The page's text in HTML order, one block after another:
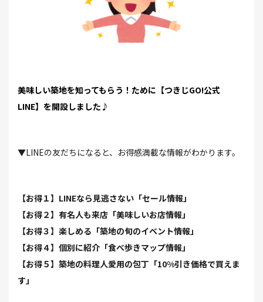
美味しい築地を知ってもらう！ために【つきじGO!公式
LINE】を開設しました♪
▼LINEの友だちになると、お得感満載な情報がわかります。
【お得１】LINEなら見逃さない「セール情報」
【お得２】有名人も来店「美味しいお店情報」
【お得３】楽しめる「築地の旬のイベント情報」
【お得４】個別に紹介「食べ歩きマップ情報」
【お得５】築地の料理人愛用の包丁「10%引き価格で買えま
す」